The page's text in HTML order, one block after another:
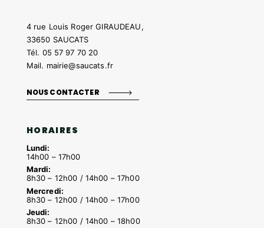
4 rue Louis Roger GIRAUDEAU,
33650 SAUCATS
Tél. 05 57 97 70 20
Mail. mairie@saucats.fr
NOUS CONTACTER
HORAIRES
Lundi:
14h00 – 17h00
Mardi:
8h30 – 12h00 / 14h00 – 17h00
Mercredi:
8h30 – 12h00 / 14h00 – 17h00
Jeudi:
8h30 – 12h00 / 14h00 – 18h00